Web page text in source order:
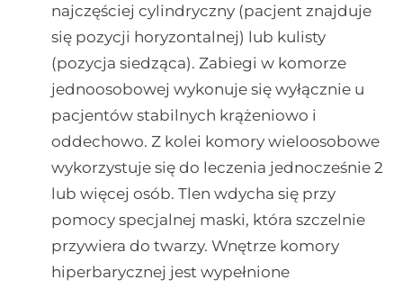
najczęściej cylindryczny (pacjent znajduje
się pozycji horyzontalnej) lub kulisty
(pozycja siedząca). Zabiegi w komorze
jednoosobowej wykonuje się wyłącznie u
pacjentów stabilnych krążeniowo i
oddechowo. Z kolei komory wieloosobowe
wykorzystuje się do leczenia jednocześnie 2
lub więcej osób. Tlen wdycha się przy
pomocy specjalnej maski, która szczelnie
przywiera do twarzy. Wnętrze komory
hiperbarycznej jest wypełnione